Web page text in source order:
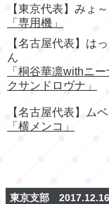
【東京代表】みょ
「専用機」
【名古屋代表】は
ん
「桐谷華凛withニ
クサンドロヴナ」
【名古屋代表】ム
「横メンコ」
東京支部